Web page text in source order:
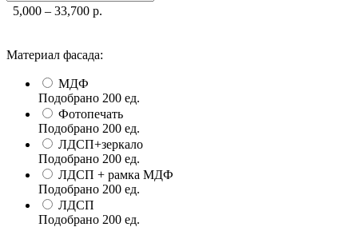
5,000 – 33,700 р.
Материал фасада:
МДФ
Подобрано 200 ед.
Фотопечать
Подобрано 200 ед.
ЛДСП+зеркало
Подобрано 200 ед.
ЛДСП + рамка МДФ
Подобрано 200 ед.
ЛДСП
Подобрано 200 ед.